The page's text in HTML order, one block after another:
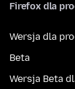
Firefox dla
Wersja dla
Beta
Wersja Beta